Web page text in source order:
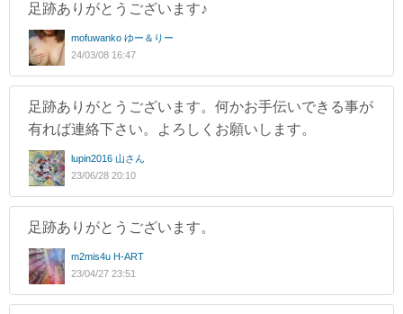
足跡ありがとうございます♪
mofuwanko ゆー＆りー
24/03/08 16:47
足跡ありがとうございます。何かお手伝いできる事が
有れば連絡下さい。よろしくお願いします。
lupin2016 山さん
23/06/28 20:10
足跡ありがとうございます。
m2mis4u H-ART
23/04/27 23:51